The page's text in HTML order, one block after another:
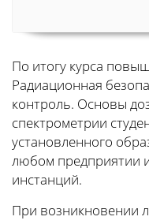
По итогу курса
Радиационная
контроль. Основы
спектрометрии
установленного
любом предприятии
инстанций.
При возникновении